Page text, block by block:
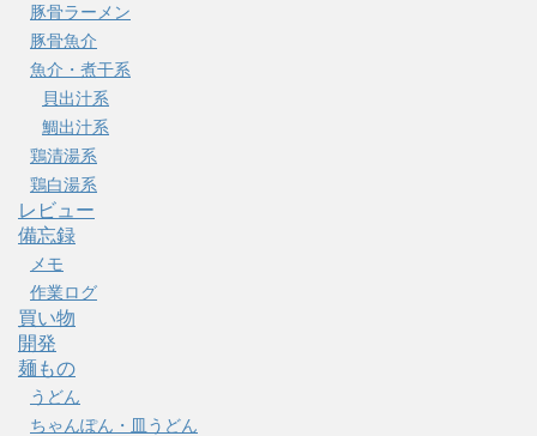
豚骨ラーメン
豚骨魚介
魚介・煮干系
貝出汁系
鯛出汁系
鶏清湯系
鶏白湯系
レビュー
備忘録
メモ
作業ログ
買い物
開発
麺もの
うどん
ちゃんぽん・皿うどん